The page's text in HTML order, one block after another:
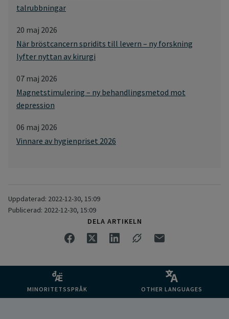
talrubbningar
20 maj 2026
När bröstcancern spridits till levern – ny forskning
lyfter nyttan av kirurgi
07 maj 2026
Magnetstimulering – ny behandlingsmetod mot
depression
06 maj 2026
Vinnare av hygienpriset 2026
Uppdaterad: 2022-12-30, 15:09
Publicerad: 2022-12-30, 15:09
DELA ARTIKELN
MINORITETSSPRÅK OTHER LANGUAGES